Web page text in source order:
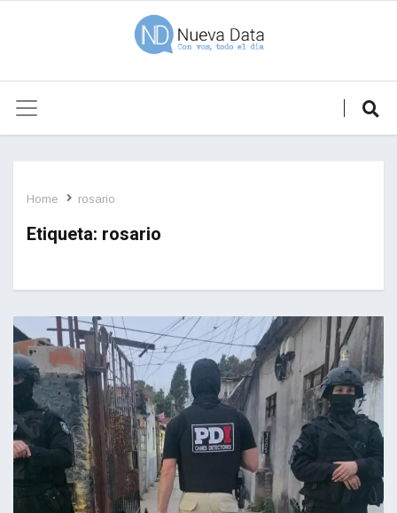
Home rosario
Etiqueta: rosario